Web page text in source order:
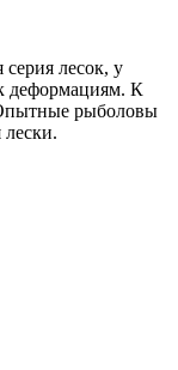
лесок, у
деформациям. К
рыболовы
лески.